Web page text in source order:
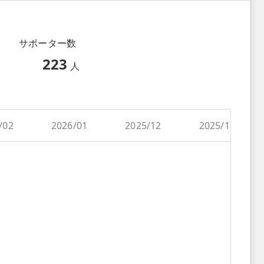
サポーター数
223 人
02 2026/01 2025/12 2025/11